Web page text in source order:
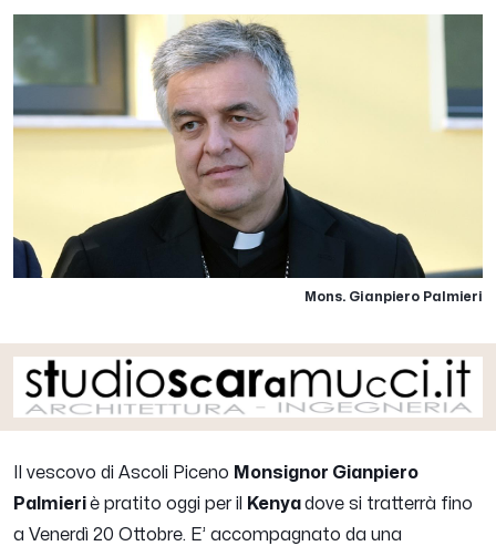
Mons. Gianpiero Palmieri
Il vescovo di Ascoli Piceno Monsignor Gianpiero
Palmieriè pratito oggi per il Kenyadove si tratterrà fino
a Venerdì 20 Ottobre. E’ accompagnato da una